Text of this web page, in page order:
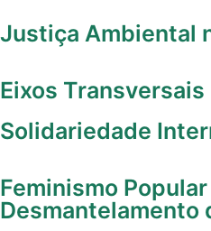
Justiça Ambiental
Eixos Transversais
Solidariedade
Feminismo Popular
Desmantelamento